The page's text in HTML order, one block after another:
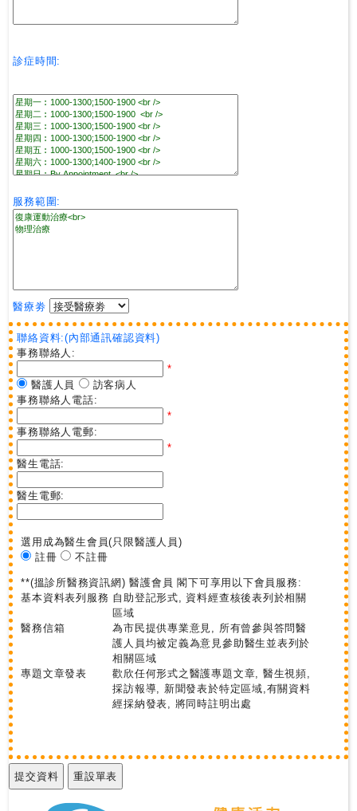
診症時間:
服務範圍:
醫療劵
聯絡資料:(內部通訊確認資料)
事務聯絡人:
*
醫護人員
訪客病人
事務聯絡人電話:
*
事務聯絡人電郵:
*
醫生電話:
醫生電郵:
選用成為醫生會員(只限醫護人員)
註冊
不註冊
**(搵診所醫務資訊網) 醫護會員 閣下可享用以下會員服務:
基本資料表列服務 自助登記形式, 資料經查核後表列於相關
區域
醫務信箱
為市民提供專業意見, 所有曾參與答問醫
護人員均被定義為意見參助醫生並表列於
相關區域
專題文章發表
歡欣任何形式之醫護專題文章, 醫生視頻,
採訪報導, 新聞發表於特定區域,有關資料
經採納發表, 將同時註明出處